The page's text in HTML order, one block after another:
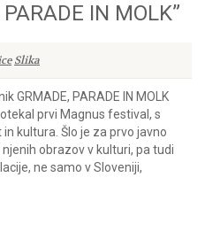
IN MOLK”
Slika
GRMADE, PARADE IN MOLK
prvi Magnus festival, s
kultura. Šlo je za prvo javno
obrazov v kulturi, pa tudi
ne samo v Sloveniji,